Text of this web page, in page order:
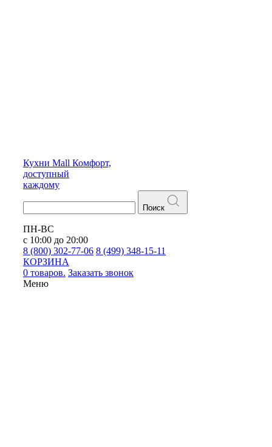
Кухни Mall Комфорт,
доступный
каждому
Поиск
ПН-ВС
с 10:00 до 20:00
8 (800) 302-77-06 8 (499) 348-15-11
КОРЗИНА
0 товаров. Заказать звонок
Меню